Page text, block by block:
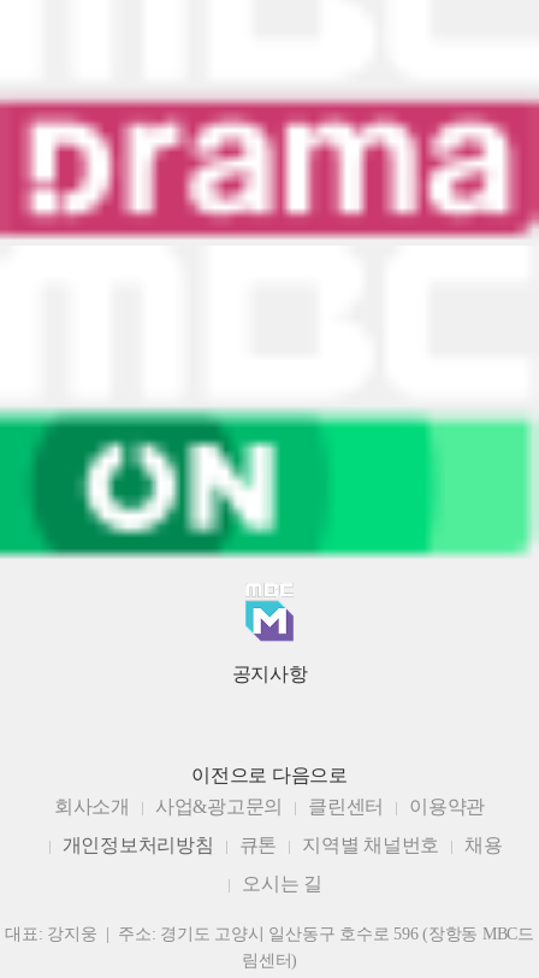
공지사항
이전으로 다음으로
회사소개
사업&광고문의 클린센터
이용약관
개인정보처리방침
큐톤 지역별 채널번호
채용
오시는 길
대표: 강지웅 | 주소: 경기도 고양시 일산동구 호수로 596 (장항동 MBC드
림센터)